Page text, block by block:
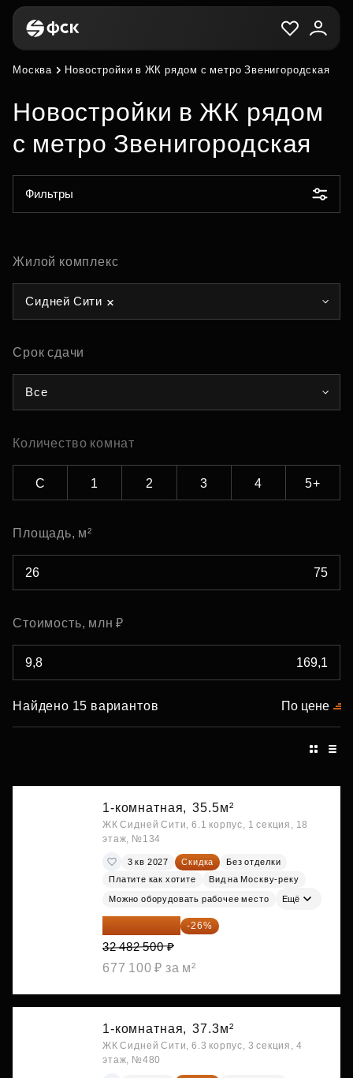
Москва Новостройки в ЖК рядом с метро Звенигородская
Новостройки в ЖК рядом
с метро Звенигородская
Фильтры
Жилой комплекс
Сидней Сити
Срок сдачи
Все
Количество комнат
С 1 2 3 4 5+
Площадь, м²
Стоимость, млн ₽
Найдено 15 вариантов По цене
1-комнатная, 35.5м²
ЖК Сидней Сити, 6.1 корпус, 1 секция, 18
этаж, №134
3 кв 2027 Скидка
Без отделки
Платите как хотите
Вид на Москву-реку
Можно оборудовать рабочее место Ещё
24 037 050 ₽ -26%
32 482 500 ₽
677 100 ₽ за м²
1-комнатная, 37.3м²
ЖК Сидней Сити, 6.3 корпус, 3 секция, 4
этаж, №480